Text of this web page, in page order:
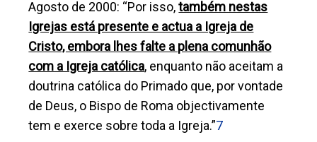
Agosto de 2000: “Por isso,também nestas
Igrejas está presente e actua a Igreja de
Cristo, embora lhes falte a plena comunhão
com a Igreja católica, enquanto não aceitam a
doutrina católica do Primado que, por vontade
de Deus, o Bispo de Roma objectivamente
tem e exerce sobre toda a Igreja.”7